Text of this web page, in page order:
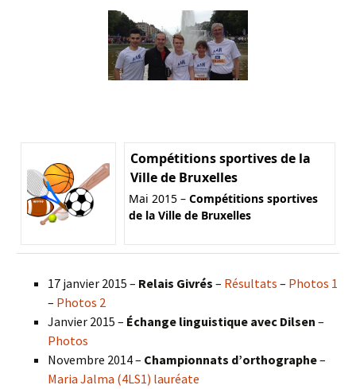
Compétitions sportives de la
Ville de Bruxelles
Mai 2015 – Compétitions sportives
de la Ville de Bruxelles
17 janvier 2015 – Relais Givrés – Résultats – Photos 1
– Photos 2
Janvier 2015 – Échange linguistique avec Dilsen –
Photos
Novembre 2014 – Championnats d’orthographe–
Maria Jalma (4LS1) lauréate